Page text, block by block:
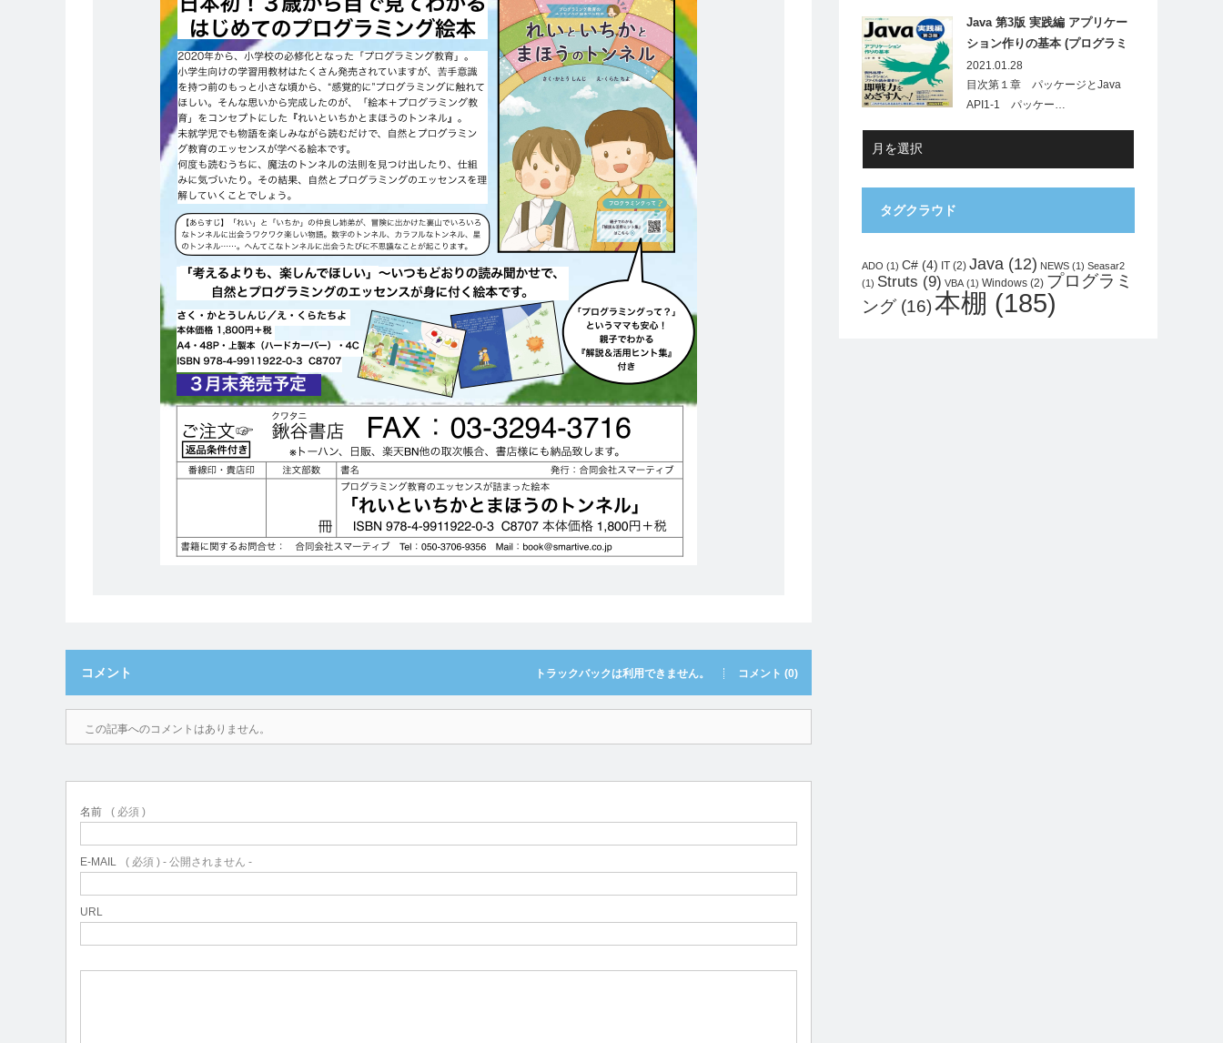
コメント トラックバックは利用できません。 コメント (0)
この記事へのコメントはありません。
名前 ( 必須 )
E-MAIL ( 必須 ) - 公開されません -
URL
Java 第3版 実践編 アプリケー
ション作りの基本 (プログラミ
ング学習シリーズ)
2021.01.28
目次第１章 パッケージとJava
API1-1 パッケー…
タグクラウド
ADO (1) C# (4) IT (2) Java (12) NEWS (1) Seasar2
(1) Struts (9) VBA (1) Windows (2) プログラミ
ング (16)本棚 (185)